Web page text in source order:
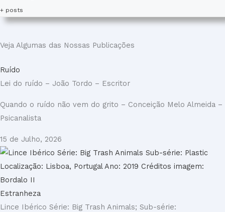
+ posts
Veja Algumas das Nossas Publicações
Ruído
Lei do ruído – João Tordo – Escritor
Quando o ruído não vem do grito – Conceição Melo Almeida –
Psicanalista
15 de Julho, 2026
Estranheza
Lince Ibérico Série: Big Trash Animals; Sub-série: